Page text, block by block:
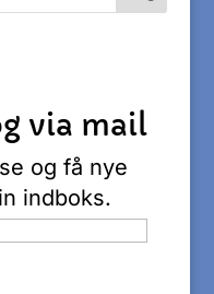
via mail
og få nye
indboks.